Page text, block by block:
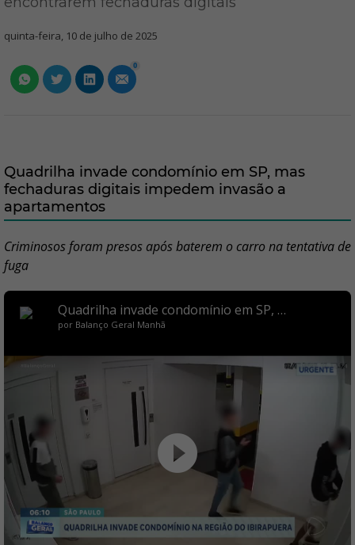
quinta-feira, 10 de julho de 2025
0
Quadrilha invade condomínio em SP, mas
fechaduras digitais impedem invasão a
apartamentos
Criminosos foram presos após baterem o carro na tentativa de
fuga